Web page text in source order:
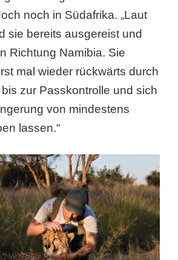
noch in Südafrika. „Laut
sie bereits ausgereist und
Richtung Namibia. Sie
mal wieder rückwärts durch
zur Passkontrolle und sich
von mindestens
lassen.“